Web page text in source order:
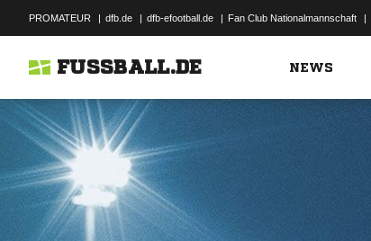
PROMATEUR | dfb.de | dfb-efootball.de | Fan Club Nationalmannschaft |
FUSSBALL.DE NEWS